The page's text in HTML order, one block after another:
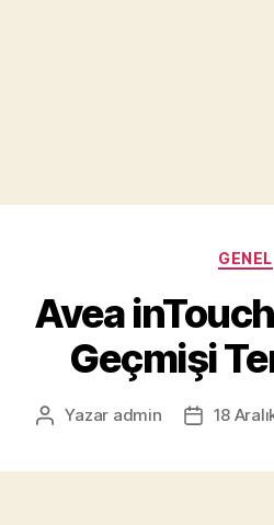
GENEL
Avea
Geçmişi
Yazının
Yazar admin
Yazı18